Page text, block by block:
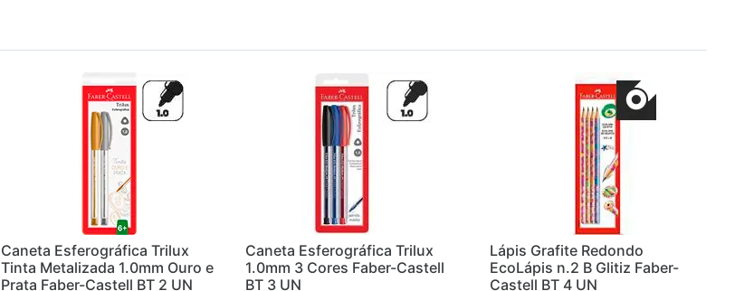
Caneta Esferográfica Trilux
Tinta Metalizada 1.0mm Ouro e
Prata Faber-Castell BT 2 UN
Caneta Esferográfica Trilux
1.0mm 3 Cores Faber-Castell
BT 3 UN
Lápis Grafite Redondo
EcoLápis n.2 B Glitiz Faber-
Castell BT 4 UN